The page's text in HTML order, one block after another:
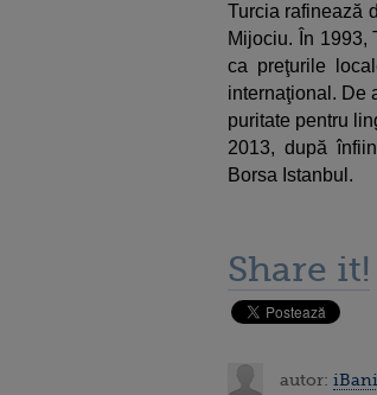
Turcia rafinează
Mijociu. În 1993,
ca preţurile
internaţional. De
puritate pentru
2013, după
Borsa Istanbul.
Share it!
autor: iBani